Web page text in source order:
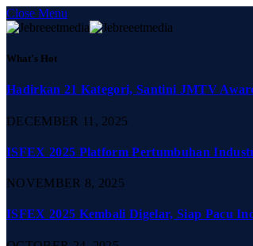
Close Menu
What's Hot
Hadirkan 21 Kategori, Santini JMTV
DECEMBER 11, 2025
ISFEX 2025 Platform Pertumbuhan
NOVEMBER 8, 2025
ISFEX 2025 Kembali Digelar, Siap Pacu